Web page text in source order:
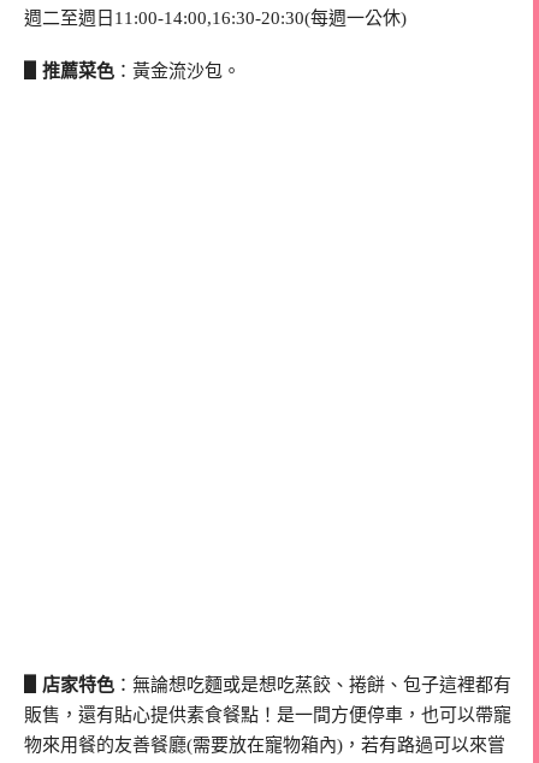
週二至週日11:00-14:00,16:30-20:30(每週一公休)
▋推薦菜色 ：黃金流沙包。
▋店家特色 ：無論想吃麵或是想吃蒸餃、捲餅、包子這裡都有
販售，還有貼心提供素食餐點！是一間方便停車，也可以帶寵
物來用餐的友善餐廳(需要放在寵物箱內)，若有路過可以來嘗